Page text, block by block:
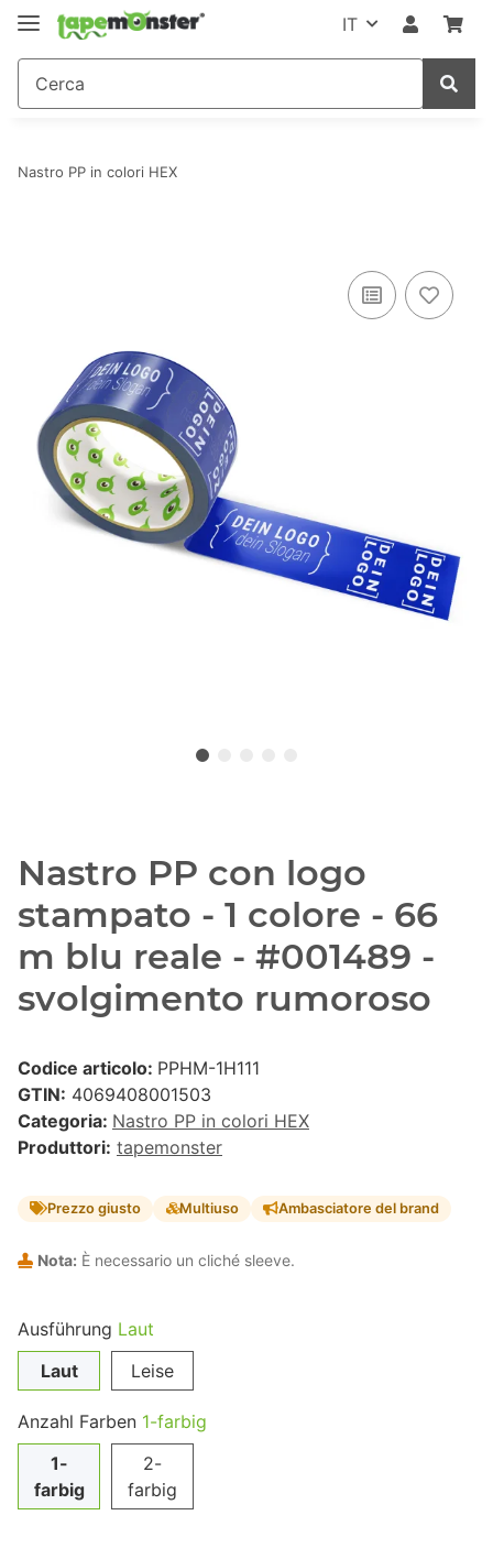
IT
Nastro PP in colori HEX
Nastro PP con logo
stampato - 1 colore - 66
m blu reale - #001489 -
svolgimento rumoroso
Codice articolo: PPHM-1H111
GTIN: 4069408001503
Categoria: Nastro PP in colori HEX
Produttori: tapemonster
Prezzo giusto Multiuso Ambasciatore del brand
Nota: È necessario un cliché sleeve.
Ausführung Laut
Laut
Leise
Anzahl Farben 1-farbig
1-
farbig
2-
farbig